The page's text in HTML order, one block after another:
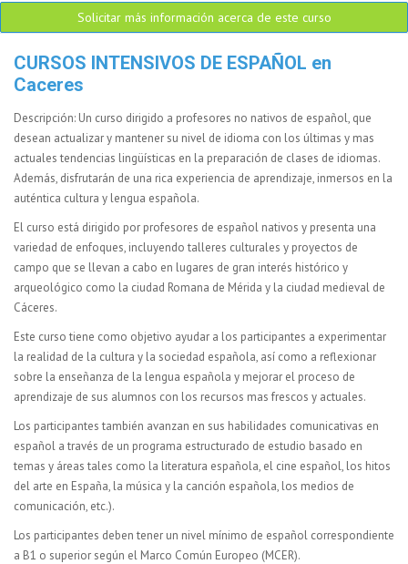
Solicitar más información acerca de este curso
CURSOS INTENSIVOS DE ESPAÑOL en
Caceres
Descripción: Un curso dirigido a profesores no nativos de español, que
desean actualizar y mantener su nivel de idioma con los últimas y mas
actuales tendencias lingüísticas en la preparación de clases de idiomas.
Además, disfrutarán de una rica experiencia de aprendizaje, inmersos en la
auténtica cultura y lengua española.
El curso está dirigido por profesores de español nativos y presenta una
variedad de enfoques, incluyendo talleres culturales y proyectos de
campo que se llevan a cabo en lugares de gran interés histórico y
arqueológico como la ciudad Romana de Mérida y la ciudad medieval de
Cáceres.
Este curso tiene como objetivo ayudar a los participantes a experimentar
la realidad de la cultura y la sociedad española, así como a reflexionar
sobre la enseñanza de la lengua española y mejorar el proceso de
aprendizaje de sus alumnos con los recursos mas frescos y actuales.
Los participantes también avanzan en sus habilidades comunicativas en
español a través de un programa estructurado de estudio basado en
temas y áreas tales como la literatura española, el cine español, los hitos
del arte en España, la música y la canción española, los medios de
comunicación, etc.).
Los participantes deben tener un nivel mínimo de español correspondiente
a B1 o superior según el Marco Común Europeo (MCER).